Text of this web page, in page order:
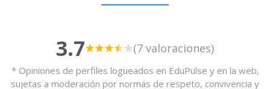
3.7 (7 valoraciones)
* Opiniones de perfiles logueados en EduPulse y en la web,
sujetas a moderación por normas de respeto, convivencia y